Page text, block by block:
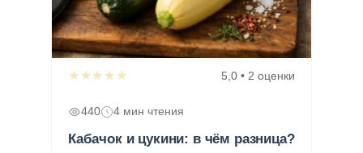
★★★★★ 5,0 • 2 оценки
440 4 мин чтения
Кабачок и цукини: в чём разница?